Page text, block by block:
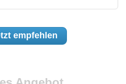
empfehlen